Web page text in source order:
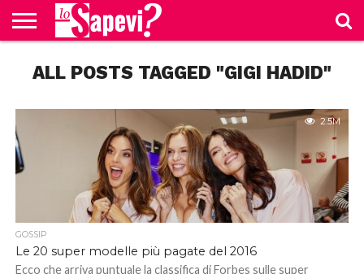
BENESSERE
GOSSIP
PRODOTTI
AMAZON
NEWS
CASA E
CUCINA
ALL POSTS TAGGED "GIGI HADID"
2.5M
GOSSIP
Le 20 super modelle più pagate del 2016
Ecco che arriva puntuale la classifica di Forbes sulle super